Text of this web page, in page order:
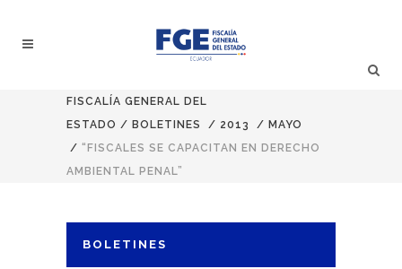
FISCALÍA GENERAL DEL
ESTADO / BOLETINES / 2013 / MAYO
/ “FISCALES SE CAPACITAN EN DERECHO
AMBIENTAL PENAL”
BOLETINES